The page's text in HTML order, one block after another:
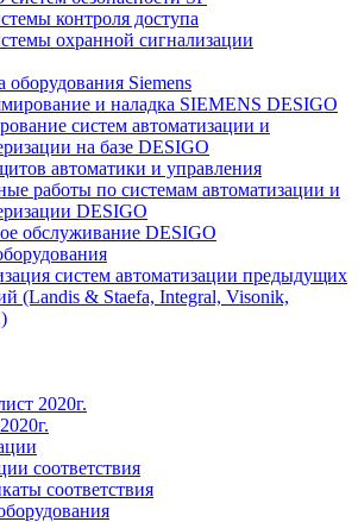
контроля доступа
охранной сигнализации
оборудования Siemens
и наладка SIEMENS DESIGO
систем автоматизации и
на базе DESIGO
автоматики и управления
работы по системам автоматизации и
DESIGO
обслуживание DESIGO
систем автоматизации предыдущих
(Landis & Staefa, Integral, Visonik,
2020г.
соответствия
соответствия